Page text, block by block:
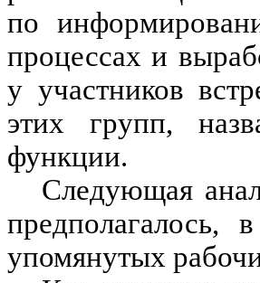
по
процессах и
у участников
этих групп,
функции.
Следующая
предполагалось,
упомянутых